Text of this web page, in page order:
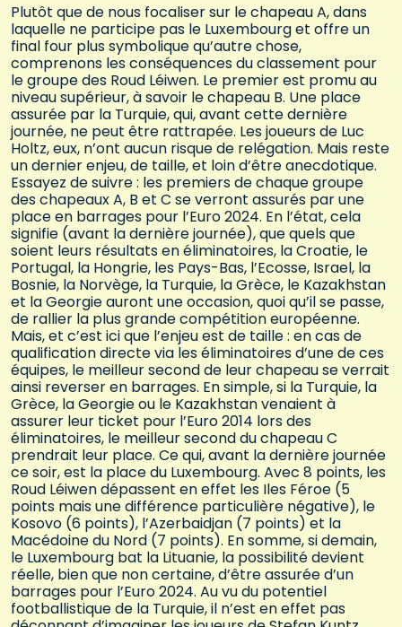
Plutôt que de nous focaliser sur le chapeau A, dans
laquelle ne participe pas le Luxembourg et offre un
final four plus symbolique qu’autre chose,
comprenons les conséquences du classement pour
le groupe des Roud Léiwen. Le premier est promu au
niveau supérieur, à savoir le chapeau B. Une place
assurée par la Turquie, qui, avant cette dernière
journée, ne peut être rattrapée. Les joueurs de Luc
Holtz, eux, n’ont aucun risque de relégation. Mais reste
un dernier enjeu, de taille, et loin d’être anecdotique.
Essayez de suivre : les premiers de chaque groupe
des chapeaux A, B et C se verront assurés par une
place en barrages pour l’Euro 2024. En l’état, cela
signifie (avant la dernière journée), que quels que
soient leurs résultats en éliminatoires, la Croatie, le
Portugal, la Hongrie, les Pays-Bas, l’Ecosse, Israel, la
Bosnie, la Norvège, la Turquie, la Grèce, le Kazakhstan
et la Georgie auront une occasion, quoi qu’il se passe,
de rallier la plus grande compétition européenne.
Mais, et c’est ici que l’enjeu est de taille : en cas de
qualification directe via les éliminatoires d’une de ces
équipes, le meilleur second de leur chapeau se verrait
ainsi reverser en barrages. En simple, si la Turquie, la
Grèce, la Georgie ou le Kazakhstan venaient à
assurer leur ticket pour l’Euro 2014 lors des
éliminatoires, le meilleur second du chapeau C
prendrait leur place. Ce qui, avant la dernière journée
ce soir, est la place du Luxembourg. Avec 8 points, les
Roud Léiwen dépassent en effet les Iles Féroe (5
points mais une différence particulière négative), le
Kosovo (6 points), l’Azerbaidjan (7 points) et la
Macédoine du Nord (7 points). En somme, si demain,
le Luxembourg bat la Lituanie, la possibilité devient
réelle, bien que non certaine, d’être assurée d’un
barrages pour l’Euro 2024. Au vu du potentiel
footballistique de la Turquie, il n’est en effet pas